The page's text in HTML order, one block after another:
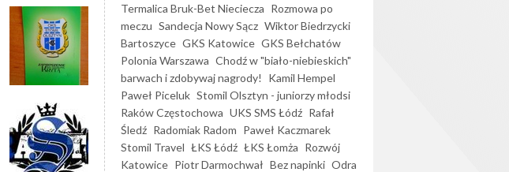
Termalica Bruk-Bet Nieciecza Rozmowa po
meczu Sandecja Nowy Sącz Wiktor Biedrzycki
Bartoszyce GKS Katowice GKS Bełchatów
Polonia Warszawa Chodź w "biało-niebieskich"
barwach i zdobywaj nagrody!
Kamil Hempel
Paweł Piceluk Stomil Olsztyn - juniorzy młodsi
Raków Częstochowa UKS SMS Łódź Rafał
Śledź Radomiak Radom Paweł Kaczmarek
Stomil Travel ŁKS Łódź ŁKS Łomża Rozwój
Katowice Piotr Darmochwał Bez napinki Odra